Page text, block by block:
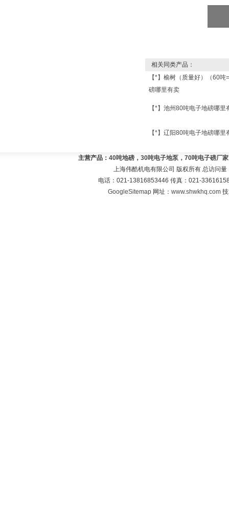
相关同类产品：
【*】榆树（质量好）（60
磅哪里有卖
【*】池州80吨电子地磅哪里
【*】辽阳80吨电子地磅哪里
主营产品： 40吨地磅，30吨电子地泵，70吨电子磅厂
上海伟酷机电有限公司 版权所有 总访问量
电话：021-13816853446 传真：021-
GoogleSitemap 网址：www.shwkhq.com